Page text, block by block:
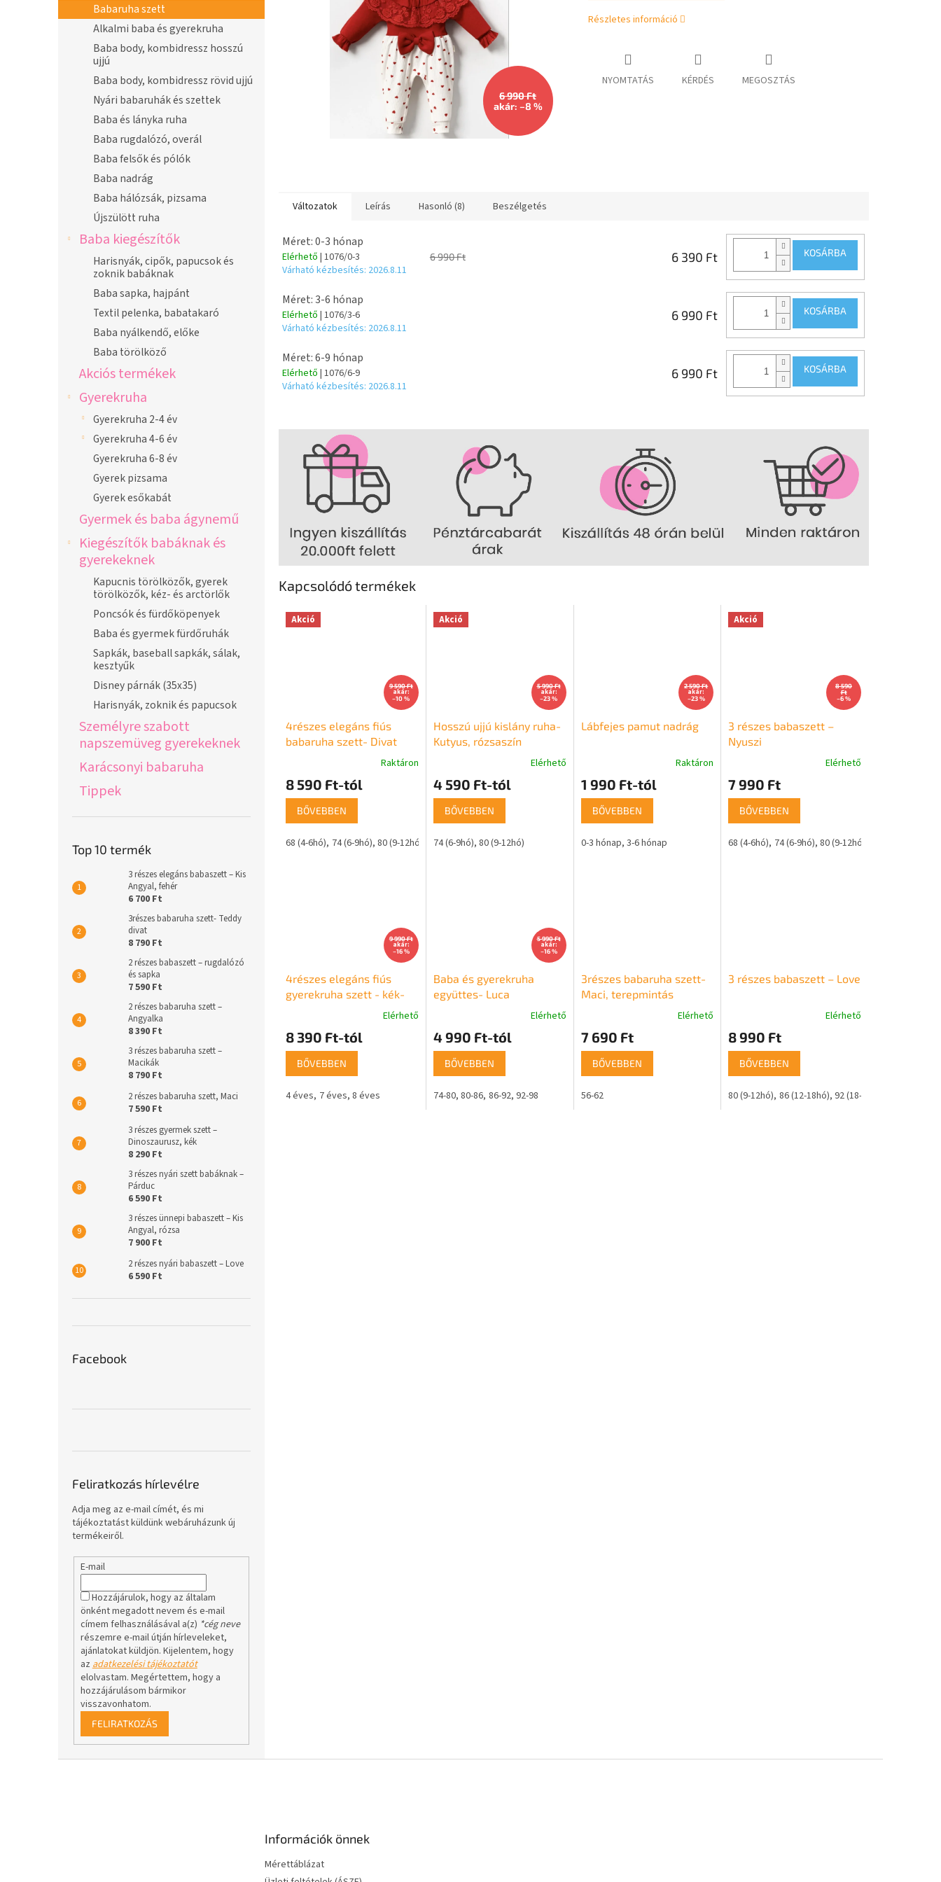
e
Babaruha szett
Alkalmi baba és gyerekruha
Baba body, kombidressz hosszú
ujjú
Baba body, kombidressz rövid ujjú
Nyári babaruhák és szettek
Baba és lányka ruha
Baba rugdalózó, overál
Baba felsők és pólók
Baba nadrág
Baba hálózsák, pizsama
Újszülött ruha
Baba kiegészítők
Harisnyák, cipők, papucsok és
zoknik babáknak
Baba sapka, hajpánt
Textil pelenka, babatakaró
Baba nyálkendő, előke
Baba törölköző
Akciós termékek
Gyerekruha
Gyerekruha 2-4 év
Gyerekruha 4-6 év
Gyerekruha 6-8 év
Gyerek pizsama
Gyerek esőkabát
Gyermek és baba ágynemű
Kiegészítők babáknak és
gyerekeknek
Kapucnis törölközők, gyerek
törölközők, kéz- és arctörlők
Poncsók és fürdőköpenyek
Baba és gyermek fürdőruhák
Sapkák, baseball sapkák, sálak,
kesztyűk
Disney párnák (35x35)
Harisnyák, zoknik és papucsok
Személyre szabott
napszemüveg gyerekeknek
Karácsonyi babaruha
Tippek
Top 10 termék
3 részes elegáns babaszett – Kis
Angyal, fehér
6 700 Ft
3részes babaruha szett- Teddy
divat
8 790 Ft
2 részes babaszett – rugdalózó
és sapka
7 590 Ft
2 részes babaruha szett –
Angyalka
8 390 Ft
3 részes babaruha szett –
Macikák
8 790 Ft
2 részes babaruha szett, Maci
7 590 Ft
3 részes gyermek szett –
Dinoszaurusz, kék
8 290 Ft
3 részes nyári szett babáknak –
Párduc
6 590 Ft
3 részes ünnepi babaszett – Kis
Angyal, rózsa
7 900 Ft
2 részes nyári babaszett – Love
6 590 Ft
Facebook
Feliratkozás hírlevélre
Adja meg az e-mail címét, és mi
tájékoztatást küldünk webáruházunk új
termékeiről.
E-mail
Hozzájárulok, hogy az általam
önként megadott nevem és e-mail
címem felhasználásával a(z) *cég neve
részemre e-mail útján hírleveleket,
ajánlatokat küldjön. Kijelentem, hogy
azadatkezelési tájékoztatót
elolvastam. Megértettem, hogy a
hozzájárulásom bármikor
visszavonhatom.
FELIRATKOZÁS
6 990 Ft
akár: –8 %
Részletes információ
NYOMTATÁS KÉRDÉS MEGOSZTÁS
Kapcsolódó termékek
Akció
9 590 Ft
akár:
–10 %
4részes elegáns fiús
babaruha szett- Divat
Raktáron
8 590 Ft-tól
BŐVEBBEN
68 (4-6hó) 74 (6-9hó) 80 (9-12hó) 86 (12-18hó)
Akció
5 990 Ft
akár:
–23 %
Hosszú ujjú kislány ruha-
Kutyus, rózsaszín
Elérhető
4 590 Ft-tól
BŐVEBBEN
74 (6-9hó) 80 (9-12hó)
2 590 Ft
akár:
–23 %
Lábfejes pamut nadrág
Raktáron
1 990 Ft-tól
BŐVEBBEN
0-3 hónap 3-6 hónap
Akció
8 590
Ft
–6 %
3 részes babaszett –
Nyuszi
Elérhető
7 990 Ft
BŐVEBBEN
68 (4-6hó) 74 (6-9hó) 80 (9-12hó)
9 990 Ft
akár:
–16 %
4részes elegáns fiús
gyerekruha szett - kék-
Elérhető
8 390 Ft-tól
BŐVEBBEN
4 éves 7 éves 8 éves
5 990 Ft
akár:
–16 %
Baba és gyerekruha
együttes- Luca
Elérhető
4 990 Ft-tól
BŐVEBBEN
74-80 80-86 86-92 92-98
3részes babaruha szett-
Maci, terepmintás
Elérhető
7 690 Ft
BŐVEBBEN
56-62
3 részes babaszett – Love
Elérhető
8 990 Ft
BŐVEBBEN
80 (9-12hó) 86 (12-18hó) 92 (18-24hó)
Változatok Leírás Hasonló (8) Beszélgetés
Méret: 0-3 hónap
Elérhető | 1076/0-3
Várható kézbesítés: 2026.8.11
6 990 Ft 6 390 Ft KOSÁRBA
Méret: 3-6 hónap
Elérhető | 1076/3-6
Várható kézbesítés: 2026.8.11
6 990 Ft KOSÁRBA
Méret: 6-9 hónap
Elérhető | 1076/6-9
Várható kézbesítés: 2026.8.11
6 990 Ft KOSÁRBA
Információk önnek
Mérettáblázat